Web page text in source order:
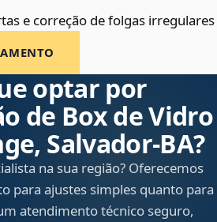
e correção de folgas irregulares
optar por
de Box de Vidro
Salvador‑BA?
na sua região? Oferecemos
para ajustes simples quanto para
atendimento técnico seguro,